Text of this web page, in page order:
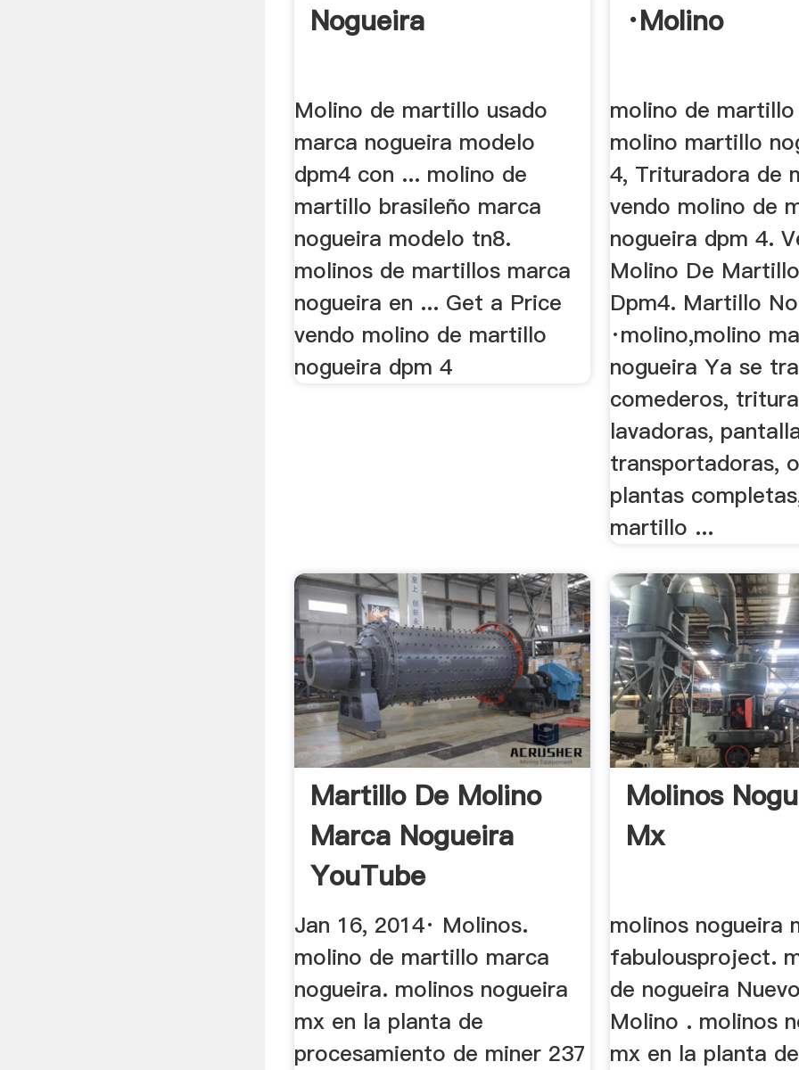
Nogueira
Molino de martillo usado
marca nogueira modelo
dpm4 con ... molino de
martillo brasileño marca
nogueira modelo tn8.
molinos de martillos marca
nogueira en ... Get a Price
vendo molino de martillo
nogueira dpm 4
·molino
molino de
molino martillo
4, Trituradora de
vendo molino de
nogueira dpm 4.
Molino De
Dpm4. Martillo
·molino,molino
nogueira Ya se
comederos,
lavadoras,
transportadoras,
plantas
martillo ...
Martillo De Molino
Marca Nogueira
YouTube
Jan 16, 2014· Molinos.
molino de martillo marca
nogueira. molinos nogueira
mx en la planta de
procesamiento de miner 237
Molinos
Mx
molinos nogueira
fabulousproject.
de nogueira
Molino . molinos
mx en la planta de